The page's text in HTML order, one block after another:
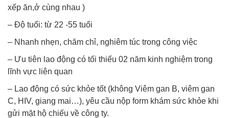
xếp ăn,ở cùng nhau )
– Độ tuổi: từ 22 -55 tuổi
– Nhanh nhẹn, chăm chỉ, nghiêm túc trong công việc
– Ưu tiên lao động có tối thiểu 02 năm kinh nghiệm trong
lĩnh vực liên quan
– Lao động có sức khỏe tốt (không Viêm gan B, viêm gan
C, HIV, giang mai…), yêu cầu nộp form khám sức khỏe khi
gửi mặt hộ chiếu về công ty.